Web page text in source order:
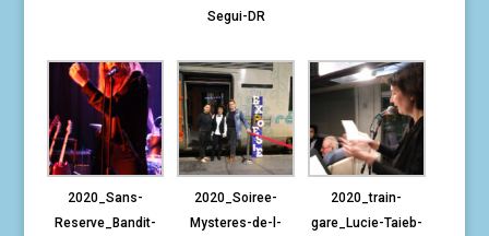
Segui-DR
2020_Sans-
Reserve_Bandit-
2020_Soiree-
Mysteres-de-l-
2020_train-
gare_Lucie-Taieb-